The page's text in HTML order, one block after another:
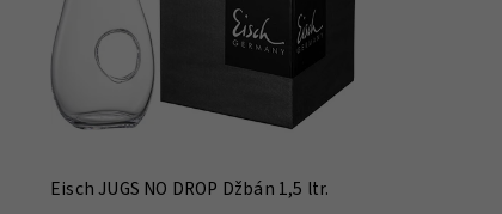
Eisch JUGS NO DROP Džbán 1,5 ltr.